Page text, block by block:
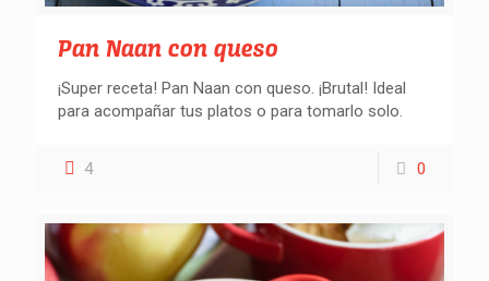
Pan Naan con queso
¡Super receta! Pan Naan con queso. ¡Brutal! Ideal
para acompañar tus platos o para tomarlo solo.
4 0